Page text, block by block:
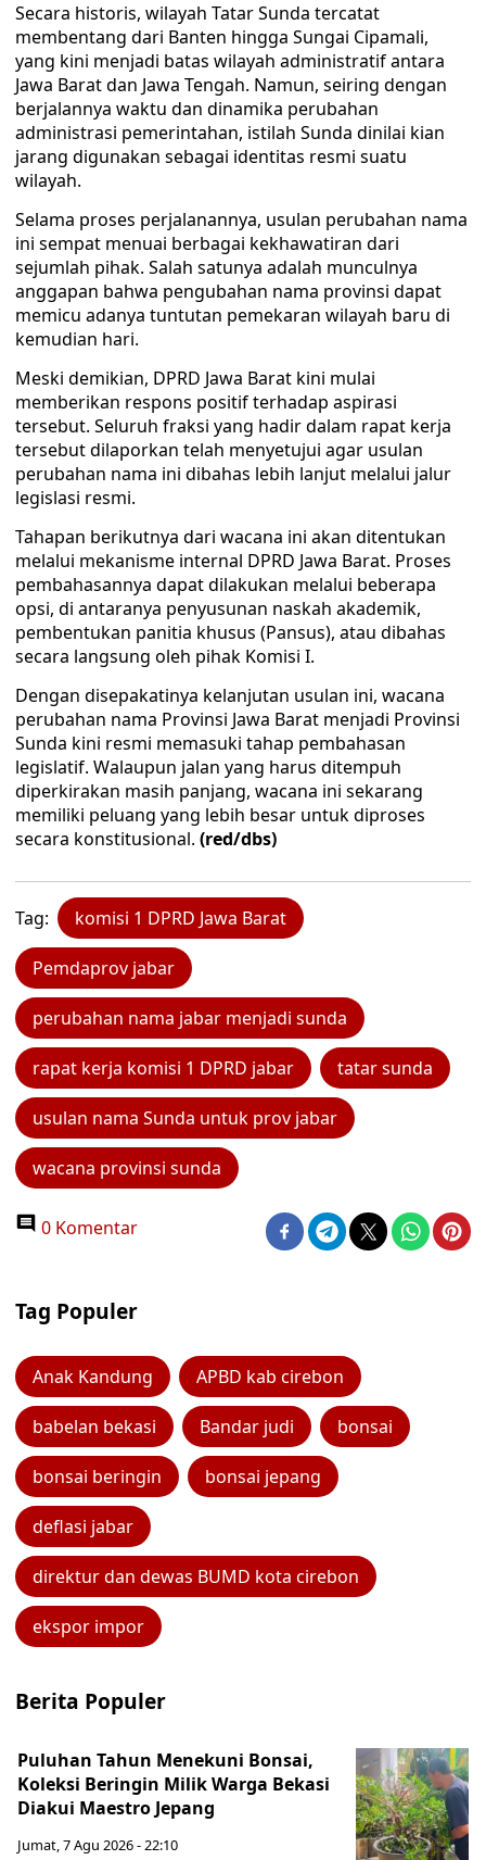
Secara historis, wilayah Tatar Sunda tercatat
membentang dari Banten hingga Sungai Cipamali,
yang kini menjadi batas wilayah administratif antara
Jawa Barat dan Jawa Tengah. Namun, seiring dengan
berjalannya waktu dan dinamika perubahan
administrasi pemerintahan, istilah Sunda dinilai kian
jarang digunakan sebagai identitas resmi suatu
wilayah.
Selama proses perjalanannya, usulan perubahan nama
ini sempat menuai berbagai kekhawatiran dari
sejumlah pihak. Salah satunya adalah munculnya
anggapan bahwa pengubahan nama provinsi dapat
memicu adanya tuntutan pemekaran wilayah baru di
kemudian hari.
Meski demikian, DPRD Jawa Barat kini mulai
memberikan respons positif terhadap aspirasi
tersebut. Seluruh fraksi yang hadir dalam rapat kerja
tersebut dilaporkan telah menyetujui agar usulan
perubahan nama ini dibahas lebih lanjut melalui jalur
legislasi resmi.
Tahapan berikutnya dari wacana ini akan ditentukan
melalui mekanisme internal DPRD Jawa Barat. Proses
pembahasannya dapat dilakukan melalui beberapa
opsi, di antaranya penyusunan naskah akademik,
pembentukan panitia khusus (Pansus), atau dibahas
secara langsung oleh pihak Komisi I.
Dengan disepakatinya kelanjutan usulan ini, wacana
perubahan nama Provinsi Jawa Barat menjadi Provinsi
Sunda kini resmi memasuki tahap pembahasan
legislatif. Walaupun jalan yang harus ditempuh
diperkirakan masih panjang, wacana ini sekarang
memiliki peluang yang lebih besar untuk diproses
secara konstitusional. (red/dbs)
Tag: komisi 1 DPRD Jawa Barat
Pemdaprov jabar
perubahan nama jabar menjadi sunda
rapat kerja komisi 1 DPRD jabar tatar sunda
usulan nama Sunda untuk prov jabar
wacana provinsi sunda
0 Komentar
Tag Populer
Anak Kandung APBD kab cirebon
babelan bekasi Bandar judi bonsai
bonsai beringin bonsai jepang
deflasi jabar
direktur dan dewas BUMD kota cirebon
ekspor impor
Berita Populer
Puluhan Tahun Menekuni Bonsai,
Koleksi Beringin Milik Warga Bekasi
Diakui Maestro Jepang
Jumat, 7 Agu 2026 - 22:10